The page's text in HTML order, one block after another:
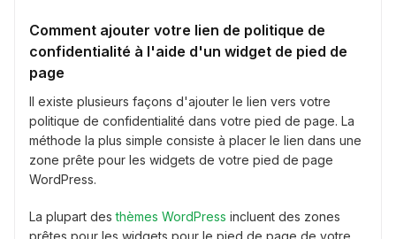
Comment ajouter votre lien de politique de
confidentialité à l'aide d'un widget de pied de
page
Il existe plusieurs façons d'ajouter le lien vers votre
politique de confidentialité dans votre pied de page. La
méthode la plus simple consiste à placer le lien dans une
zone prête pour les widgets de votre pied de page
WordPress.
La plupart desthèmes WordPress incluent des zones
prêtes pour les widgets pour le pied de page de votre